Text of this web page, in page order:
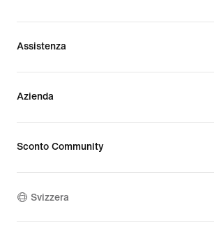
Assistenza
Azienda
Sconto Community
Svizzera